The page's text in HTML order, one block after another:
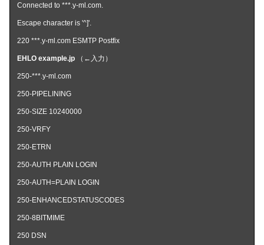
Connected to ***.y-ml.com.
Escape character is '^]'.
220 ***.y-ml.com ESMTP Postfix
EHLO example.jp （←入力）
250-***.y-ml.com
250-PIPELINING
250-SIZE 10240000
250-VRFY
250-ETRN
250-AUTH PLAIN LOGIN
250-AUTH=PLAIN LOGIN
250-ENHANCEDSTATUSCODES
250-8BITMIME
250 DSN